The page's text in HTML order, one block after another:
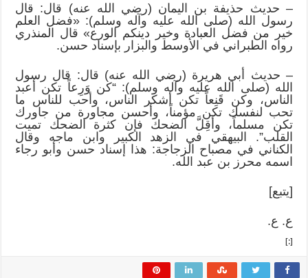
– حديث حذيفة بن اليمان (رضي الله عنه) قال: قال
رسول الله (صلى الله عليه وآله وسلم): «فضل العلم
خير من فضل العبادة وخير دينكم الورع» قال المنذري
رواه الطبراني في الأوسط والبزار بإسناد حسن.
– حديث أبي هريرة (رضي الله عنه) قال: قال رسول
الله (صلى الله عليه وآله وسلم): “كن وَرِعاً تكن أعبد
الناس، وكن قَنِعاً تكن أشكر الناس، وأحب للناس ما
تحب لنفسك تكن مؤمناً، وأحسن مجاورة من جاورك
تكن مسلماً، وأقِلَّ الضحك فإن كثرة الضحك تميت
القلب”. البيهقي في الزهد الكبير وابن ماجه وقال
الكناني في مصباح الزجاجة: هذا إسناد حسن وأبو رجاء
اسمه محرز بن عبد الله.
[يتبع]
ع. ع.
[:]